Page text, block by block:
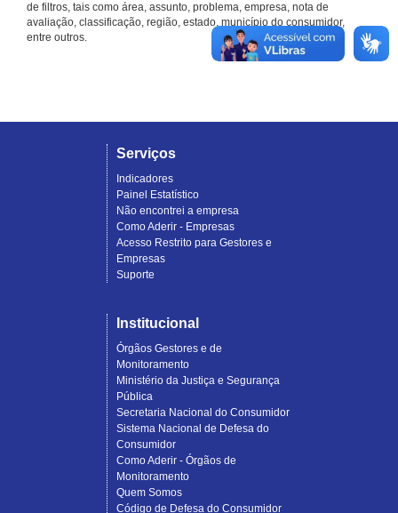
de filtros, tais como área, assunto, problema, empresa, nota de
avaliação, classificação, região, estado, município do consumidor,
entre outros.
Serviços
Indicadores
Painel Estatístico
Não encontrei a empresa
Como Aderir - Empresas
Acesso Restrito para Gestores e
Empresas
Suporte
Institucional
Órgãos Gestores e de
Monitoramento
Ministério da Justiça e Segurança
Pública
Secretaria Nacional do Consumidor
Sistema Nacional de Defesa do
Consumidor
Como Aderir - Órgãos de
Monitoramento
Quem Somos
Código de Defesa do Consumidor